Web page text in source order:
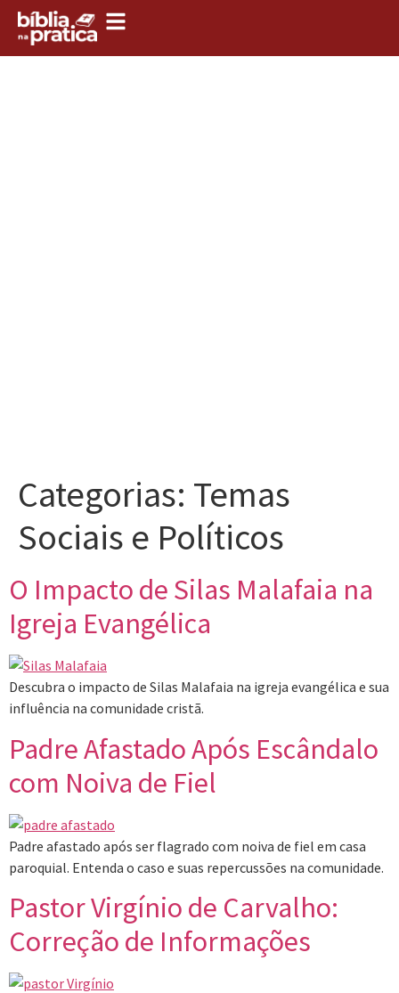
Categorias: Temas
Sociais e Políticos
O Impacto de Silas Malafaia na
Igreja Evangélica
Descubra o impacto de Silas Malafaia na igreja evangélica e sua
influência na comunidade cristã.
Padre Afastado Após Escândalo
com Noiva de Fiel
Padre afastado após ser flagrado com noiva de fiel em casa
paroquial. Entenda o caso e suas repercussões na comunidade.
Pastor Virgínio de Carvalho:
Correção de Informações